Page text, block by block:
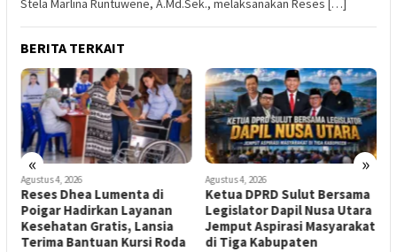
Stela Marlina Runtuwene, A.Md.Sek., melaksanakan Reses […]
BERITA TERKAIT
« »
Agustus 4, 2026
Reses Dhea Lumenta di
Poigar Hadirkan Layanan
Kesehatan Gratis, Lansia
Terima Bantuan Kursi Roda
Agustus 4, 2026
Ketua DPRD Sulut Bersama
Legislator Dapil Nusa Utara
Jemput Aspirasi Masyarakat
di Tiga Kabupaten